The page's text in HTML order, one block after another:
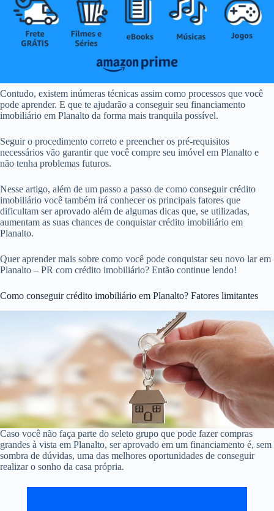
Contudo, existem inúmeras técnicas assim como processos que você
pode aprender. E que te ajudarão a conseguir seu financiamento
imobiliário em Planalto da forma mais tranquila possível.
Seguir o procedimento correto e preencher os pré-requisitos
necessários vão garantir que você compre seu imóvel em Planalto e
não tenha problemas futuros.
Nesse artigo, além de um passo a passo de como conseguir crédito
imobiliário você também irá conhecer os principais fatores que
dificultam ser aprovado além de algumas dicas que, se utilizadas,
aumentam as suas chances de conquistar crédito imobiliário em
Planalto.
Quer aprender mais sobre como você pode conquistar seu novo lar em
Planalto – PR com crédito imobiliário? Então continue lendo!
Como conseguir crédito imobiliário em Planalto? Fatores limitantes
Caso você não faça parte do seleto grupo que pode fazer compras
grandes à vista em Planalto, ser aprovado em um financiamento é, sem
sombra de dúvidas, uma das melhores oportunidades de conseguir
realizar o sonho da casa própria.